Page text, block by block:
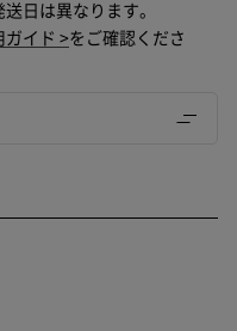
日は異なります。
ガイド >をご確認くださ